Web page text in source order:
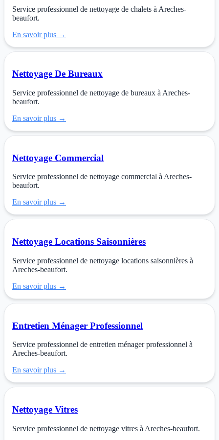
Service professionnel de nettoyage de chalets à Areches-
beaufort.
En savoir plus →
Nettoyage De Bureaux
Service professionnel de nettoyage de bureaux à Areches-
beaufort.
En savoir plus →
Nettoyage Commercial
Service professionnel de nettoyage commercial à Areches-
beaufort.
En savoir plus →
Nettoyage Locations Saisonnières
Service professionnel de nettoyage locations saisonnières à
Areches-beaufort.
En savoir plus →
Entretien Ménager Professionnel
Service professionnel de entretien ménager professionnel à
Areches-beaufort.
En savoir plus →
Nettoyage Vitres
Service professionnel de nettoyage vitres à Areches-beaufort.